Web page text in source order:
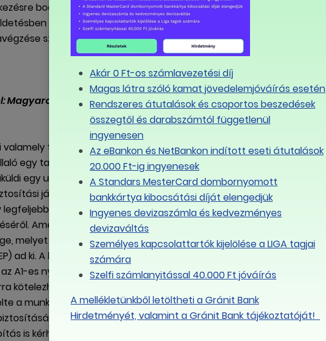
bocsátó vállalkozás és a munkavállaló a kiküldetés idején
lévő munkavállalónak pedig az minősül, aki munkáját
szerinti tagállamon kívüli tagállam területén végzi.
Magyarország) társadalombiztosításában lehetséges
tagállam társadalombiztosításának részét kell, hogy
egy tagállamban munkaviszony keretében végez munkát, és
egy uniós tagállamba dolgozni, abban az esetben egy
járulékfizetési kötelezettségének a kiküldő államban is
2 évig nincsen szükség arra, hogy külföldön
Amennyiben ezzel a lehetőséggel élni kíván valaki, úgy egy
melyet a foglalkoztató székhelye vagy a biztosított lakóhelye
ad ki. A külföldi tartózkodás időtartama alatt a munkavállaló a
A1-es nyomtatványt köteles bemutatni. Amennyiben ezt nem
kötelezhetik, hogy a fogadó tagállamban fizesse be a
a munkavállalás jogszerűségét nem érinti, a munkavállalót
be kell jelenteni. Kivételesen a kiküldő ország
is kérhető. A részletek
Akár 0 Ft-os számlavezetési díj
Magas látra szóló kamat jövedelemjóváírás esetén
Rendszeres átutalások és csoportos beszedések
összegtől és darabszámtól függetlenül
ingyenesen
Az eBankon és NetBankon indított eseti átutalások
20.000 Ft-ig ingyenesek
A Standars MesterCard dombornyomott
bankkártya kibocsátási díját elengedjük
Ingyenes devizaszámla és kedvezményes
devizaváltás
Személyes kapcsolattartók kijelölése a LIGA tagjai
számára
Szelfi számlanyitással 40.000 Ft jóváírás
A mellékletünkből letöltheti a Gránit Bank
Hirdetményét, valamint a Gránit Bank tájékoztatóját!